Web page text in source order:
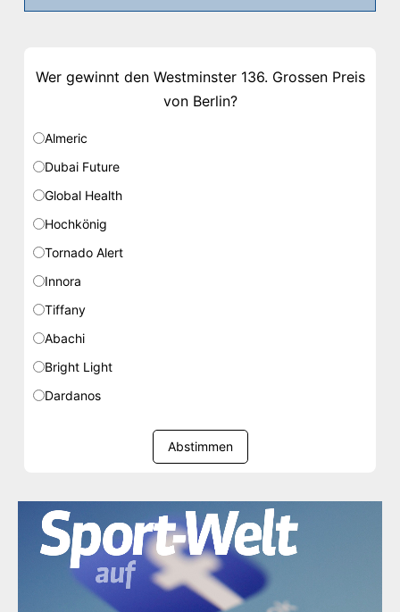
Wer gewinnt den Westminster 136. Grossen Preis
von Berlin?
Almeric
Dubai Future
Global Health
Hochkönig
Tornado Alert
Innora
Tiffany
Abachi
Bright Light
Dardanos
Abstimmen